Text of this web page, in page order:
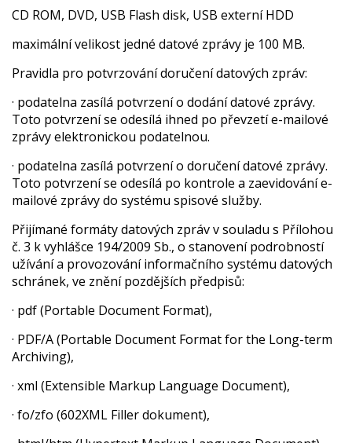
CD ROM, DVD, USB Flash disk, USB externí HDD
maximální velikost jedné datové zprávy je 100 MB.
Pravidla pro potvrzování doručení datových zpráv:
· podatelna zasílá potvrzení o dodání datové zprávy.
Toto potvrzení se odesílá ihned po převzetí e-mailové
zprávy elektronickou podatelnou.
· podatelna zasílá potvrzení o doručení datové zprávy.
Toto potvrzení se odesílá po kontrole a zaevidování e-
mailové zprávy do systému spisové služby.
Přijímané formáty datových zpráv v souladu s Přílohou
č. 3 k vyhlášce 194/2009 Sb., o stanovení podrobností
užívání a provozování informačního systému datových
schránek, ve znění pozdějších předpisů:
· pdf (Portable Document Format),
· PDF/A (Portable Document Format for the Long-term
Archiving),
· xml (Extensible Markup Language Document),
· fo/zfo (602XML Filler dokument),